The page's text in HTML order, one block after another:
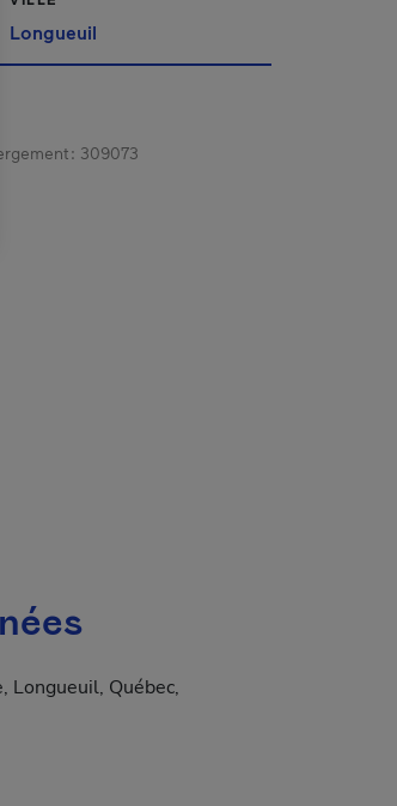
Longueuil
: 309073
Longueuil, Québec,